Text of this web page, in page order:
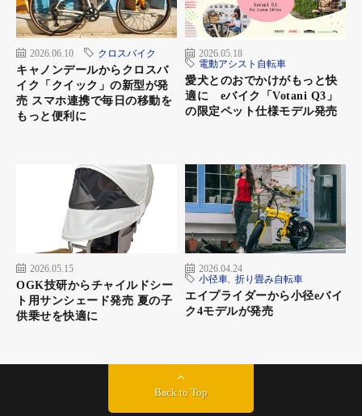
2026.06.10 クロスバイク
キャノンデールからクロスバ
イク「クイック」の新型が発
売 スマホ連携で毎日の移動を
もっと便利に
2026.05.18
電動アシスト自転車
愛犬とのおでかけがもっと快
適に eバイク「Votani Q3」
の限定ペット仕様モデル発売
2026.05.15
OGK技研からチャイルドシー
ト用サンシェード発売 夏の子
供乗せを快適に
2026.04.24
小径車
折り畳み自転車
エイプライダーから小径eバイ
ク4モデルが発売
Back to Top